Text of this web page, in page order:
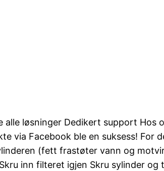
alle løsninger Dedikert support Hos
via Facebook ble en suksess! For
(fett frastøter vann og
inn filteret igjen Skru sylinder og